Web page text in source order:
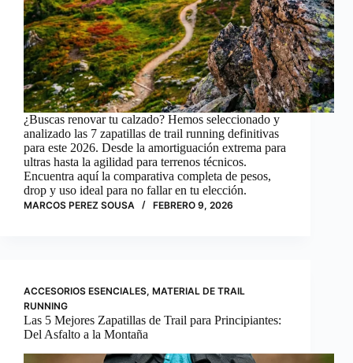
¿Buscas renovar tu calzado? Hemos seleccionado y
analizado las 7 zapatillas de trail running definitivas
para este 2026. Desde la amortiguación extrema para
ultras hasta la agilidad para terrenos técnicos.
Encuentra aquí la comparativa completa de pesos,
drop y uso ideal para no fallar en tu elección.
MARCOS PEREZ SOUSA FEBRERO 9, 2026
ACCESORIOS ESENCIALES, MATERIAL DE TRAIL
RUNNING
Las 5 Mejores Zapatillas de Trail para Principiantes:
Del Asfalto a la Montaña